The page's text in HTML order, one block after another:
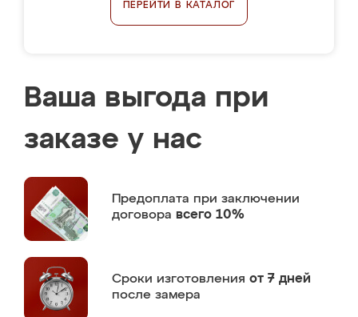
ПЕРЕЙТИ В КАТАЛОГ
Ваша выгода при
заказе у нас
Предоплата при заключении
договора всего 10%
Сроки изготовления от 7 дней
после замера